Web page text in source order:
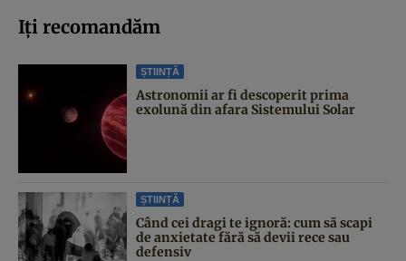
Iți recomandăm
ȘTIINȚĂ
Astronomii ar fi descoperit prima
exolună din afara Sistemului Solar
ȘTIINȚĂ
Când cei dragi te ignoră: cum să scapi
de anxietate fără să devii rece sau
defensiv